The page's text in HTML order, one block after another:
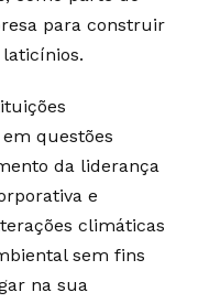
para construir
questões
da liderança
e
climáticas
sem fins
na sua